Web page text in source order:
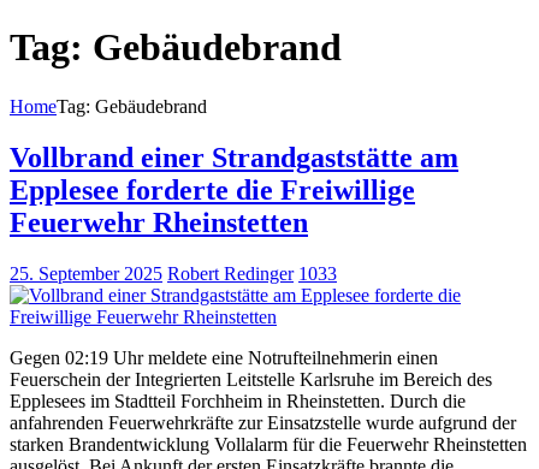
Tag: Gebäudebrand
HomeTag: Gebäudebrand
Vollbrand einer Strandgaststätte am
Epplesee forderte die Freiwillige
Feuerwehr Rheinstetten
25. September 2025 Robert Redinger 1033
Gegen 02:19 Uhr meldete eine Notrufteilnehmerin einen
Feuerschein der Integrierten Leitstelle Karlsruhe im Bereich des
Epplesees im Stadtteil Forchheim in Rheinstetten. Durch die
anfahrenden Feuerwehrkräfte zur Einsatzstelle wurde aufgrund der
starken Brandentwicklung Vollalarm für die Feuerwehr Rheinstetten